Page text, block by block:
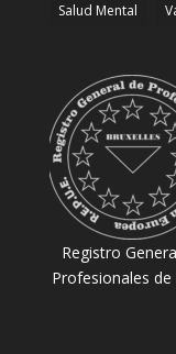
Salud Mental
Registro
Profesionales de